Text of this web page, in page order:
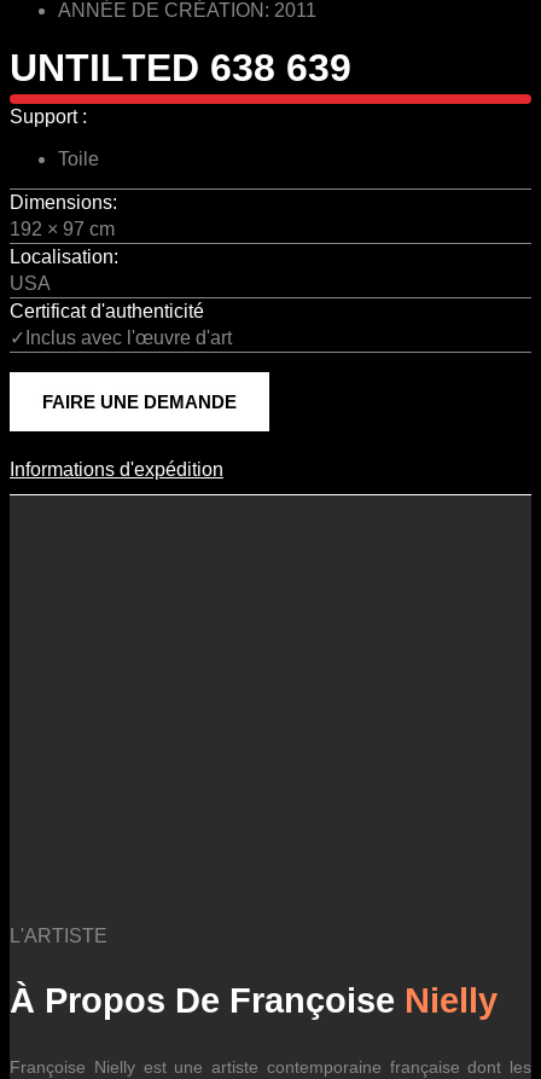
ANNÉE DE CRÉATION: 2011
UNTILTED 638 639
Support :
Toile
Dimensions:
192 × 97 cm
Localisation:
USA
Certificat d'authenticité
✓Inclus avec l'œuvre d'art
FAIRE UNE DEMANDE
Informations D'expédition
Informations d'expédition
L'ARTISTE
À Propos De Françoise Nielly
Françoise Nielly est une artiste contemporaine française dont les